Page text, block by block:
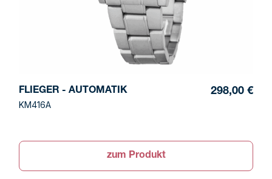
FLIEGER - AUTOMATIK
KM416A
298,00 €
zum Produkt